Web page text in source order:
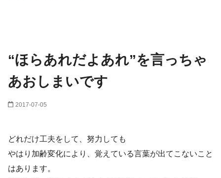
“ほらあれだよあれ”を言っちゃ
あおしまいです
2017-07-05
どれだけ工夫をして、努力しても
やはり加齢変化により、覚えている言葉が出てこないこと
はあります。